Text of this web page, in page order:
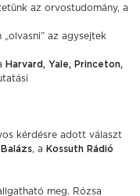
az orvostudomány, a
az agysejtek
Harvard, Yale, Princeton,
kérdésre adott választ
, a Kossuth Rádió
meg. Rózsa